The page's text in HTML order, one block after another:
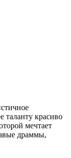
таланту красиво
мечтает
драммы,